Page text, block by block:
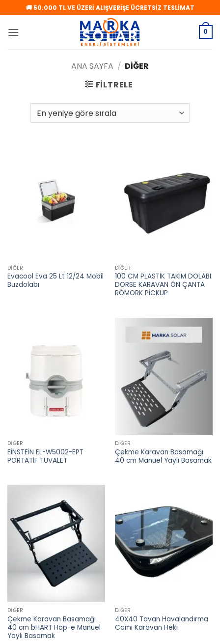
atla
🚚 50.000 TL VE ÜZERİ ALIŞVERİŞE ÜCRETSİZ TESLİMAT
0
ANA SAYFA / DIĞER
FILTRELE
DIĞER
Evacool Eva 25 Lt 12/24 Mobil
Buzdolabı
DIĞER
100 CM PLASTİK TAKIM DOLABI
DORSE KARAVAN ÖN ÇANTA
RÖMORK PİCKUP
DIĞER
EİNSTEİN EL-W5002-EPT
PORTATİF TUVALET
DIĞER
Çekme Karavan Basamağı
40 cm Manuel Yaylı Basamak
DIĞER
Çekme Karavan Basamağı
40 cm bHART Hop-e Manuel
Yaylı Basamak
DIĞER
40X40 Tavan Havalandırma
Camı Karavan Heki